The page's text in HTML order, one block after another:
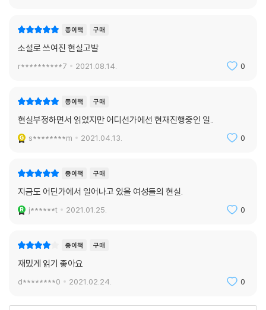
곳 사람들에 대한 묘사, 아테가 자기 대신 부잣집에 신생아 보모로 일하러
가는 제인에게 전수하는 현실적인 노하우(44~49면), 소설 초반 아테와
제인이 부잣집 아기들을 돌보는 실감 넘치고 그 자체로 훌륭한 스릴러인
범주로 선을 긋는 모습들과 그것을 또렷하게 인지하는 아테와 제인의 심리
묘사는 신랄하기까지 하다. 아테는 장애가 있는 아이와 함께 미국에서 지
내는 편이 더 낫지 않겠느냐는 카터 부인의 말에 혼자 생각한다. “그녀가
종이책 구매
소설로 쓰여진 현실고발
r**********7 2021.08.14. 0
종이책 구매
현실부정하면서 읽었지만 어디선가에선 현재진행중인 일..
s********m 2021.04.13. 0
종이책 구매
지금도 어딘가에서 일어나고 있을 여성들의 현실.
j******t 2021.01.25. 0
종이책 구매
재밌게 읽기 좋아요
d********0 2021.02.24. 0